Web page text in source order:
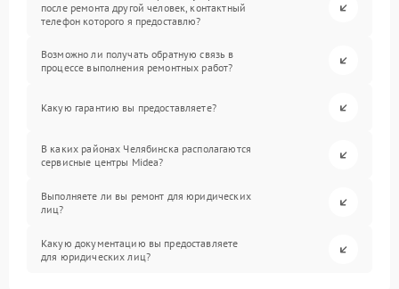
после ремонта другой человек, контактный
телефон которого я предоставлю?
Возможно ли получать обратную связь в
процессе выполнения ремонтных работ?
Какую гарантию вы предоставляете?
В каких районах Челябинска располагаются
сервисные центры Midea?
Выполняете ли вы ремонт для юридических
лиц?
Какую документацию вы предоставляете
для юридических лиц?